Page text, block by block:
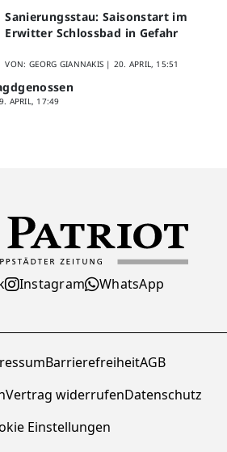
Sanierungsstau: Saisonstart im
Erwitter Schlossbad in Gefahr
VON: GEORG GIANNAKIS | 20. APRIL, 15:51
APRIL, 17:49
Instagram WhatsApp
BarrierefreiheitAGB
Vertrag widerrufenDatenschutz
Einstellungen